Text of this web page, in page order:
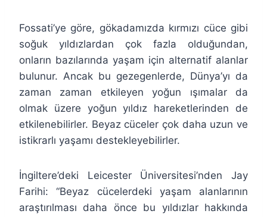
Fossati’ye göre, gökadamızda kırmızı cüce gibi
soğuk yıldızlardan çok fazla olduğundan,
onların bazılarında yaşam için alternatif alanlar
bulunur. Ancak bu gezegenlerde, Dünya’yı da
zaman zaman etkileyen yoğun ışımalar da
olmak üzere yoğun yıldız hareketlerinden de
etkilenebilirler. Beyaz cüceler çok daha uzun ve
istikrarlı yaşamı destekleyebilirler.
İngiltere’deki Leicester Üniversitesi’nden Jay
Farihi: “Beyaz cücelerdeki yaşam alanlarının
araştırılması daha önce bu yıldızlar hakkında